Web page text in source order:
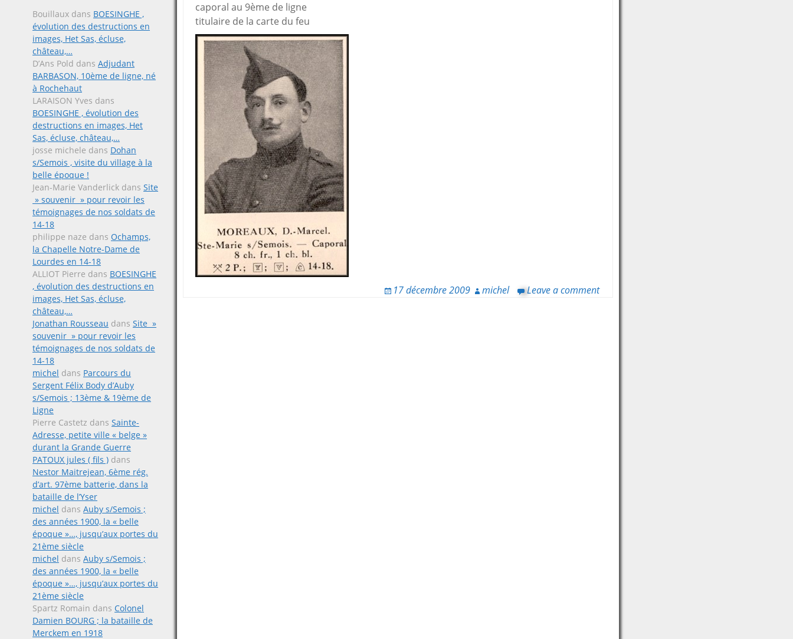
Bouillaux dans BOESINGHE ,
évolution des destructions en
images, Het Sas, écluse,
château,…
D’Ans Pold dans Adjudant
BARBASON, 10ème de ligne, né
à Rochehaut
LARAISON Yves dans
BOESINGHE , évolution des
destructions en images, Het
Sas, écluse, château,…
josse michele dans Dohan
s/Semois , visite du village à la
belle époque !
Jean-Marie Vanderlick dans Site
» souvenir » pour revoir les
témoignages de nos soldats de
14-18
philippe naze dans Ochamps,
la Chapelle Notre-Dame de
Lourdes en 14-18
ALLIOT Pierre dans BOESINGHE
, évolution des destructions en
images, Het Sas, écluse,
château,…
Jonathan Rousseau dans Site »
souvenir » pour revoir les
témoignages de nos soldats de
14-18
michel dans Parcours du
Sergent Félix Body d’Auby
s/Semois ; 13ème & 19ème de
Ligne
Pierre Castetz dans Sainte-
Adresse, petite ville « belge »
durant la Grande Guerre
PATOUX jules ( fils ) dans
Nestor Maitrejean, 6ème rég.
d’art. 97ème batterie, dans la
bataille de l’Yser
michel dans Auby s/Semois ;
des années 1900, la « belle
époque »…, jusqu’aux portes du
21ème siècle
michel dans Auby s/Semois ;
des années 1900, la « belle
époque »…, jusqu’aux portes du
21ème siècle
Spartz Romain dans Colonel
Damien BOURG ; la bataille de
Merckem en 1918
caporal au 9ème de ligne
titulaire de la carte du feu
17 décembre 2009 michel Leave a comment